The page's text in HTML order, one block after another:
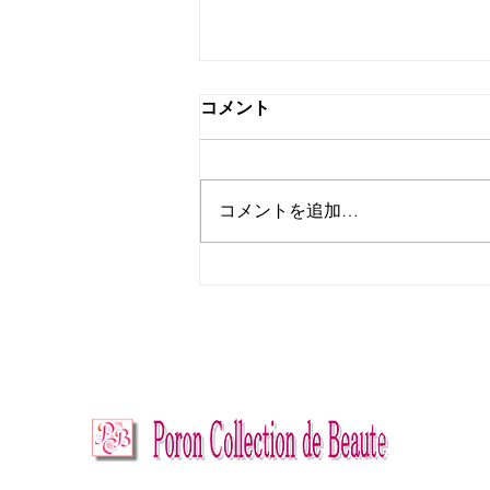
コメント
コメントを追加…